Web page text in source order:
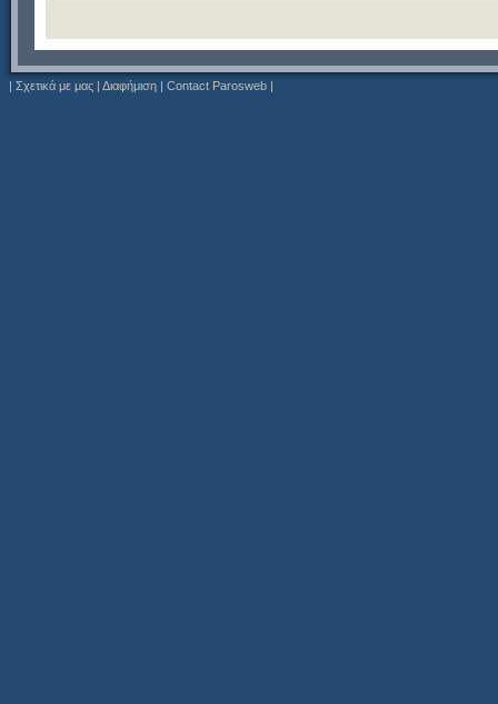
| Σχετικά με μας | Διαφήμιση | Contact Parosweb |